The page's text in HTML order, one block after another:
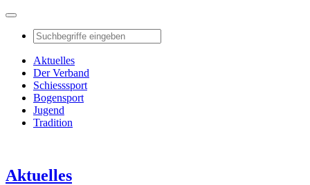
Aktuelles
Der Verband
Schiesssport
Bogensport
Jugend
Tradition
Aktuelles